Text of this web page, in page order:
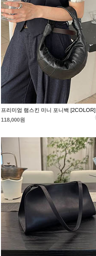
프리미엄 램스킨 미니 포니백 [2COLOR]
118,000원